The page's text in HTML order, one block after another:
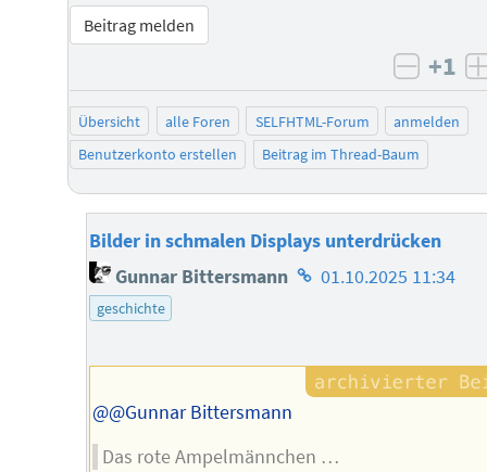
Beitrag melden
+1
Übersicht alle Foren SELFHTML-Forum
anmelden
Benutzerkonto erstellen
Beitrag im Thread-Baum
Bilder in schmalen Displays unterdrücken
Gunnar Bittersmann Homepage
01.10.2025 11:34
geschichte
@@Gunnar Bittersmann
Das rote Ampelmännchen …